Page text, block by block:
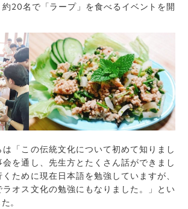
20名で「ラープ」を食べるイベントを開
「この伝統文化について初めて知りまし
を通し、先生方とたくさん話ができまし
ために現在日本語を勉強していますが、
オス文化の勉強にもなりました。」とい
。